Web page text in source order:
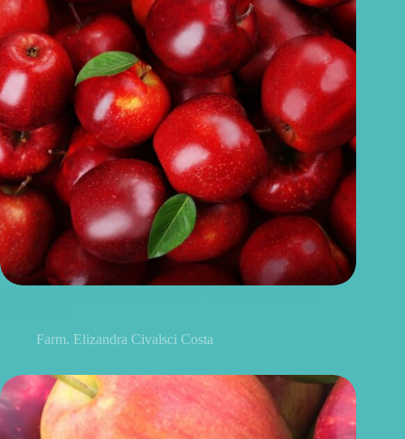
Farm. Elizandra Civalsci Costa